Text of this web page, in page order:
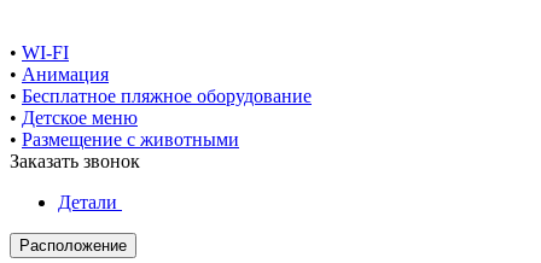
• WI-FI
• Анимация
• Бесплатное пляжное оборудование
• Детское меню
• Размещение с животными
Заказать звонок
Детали
Расположение